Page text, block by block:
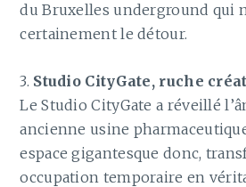
du Bruxelles underground qui
certainement le détour.
3. Studio CityGate, ruche
Le Studio CityGate a réveillé
ancienne usine
espace gigantesque donc,
occupation temporaire en